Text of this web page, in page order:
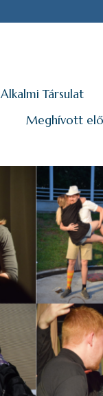
Alkalmi Társulat
Meghívott